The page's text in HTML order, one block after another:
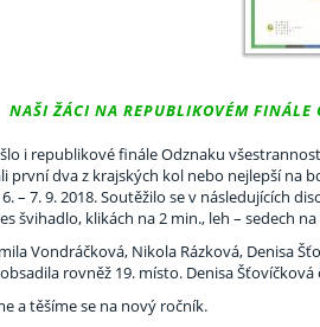
NAŠI ŽÁCI NA REPUBLIKOVÉM FINÁLE
i republikové finále Odznaku
první dva z krajských kol nebo nejlepší na
– 7. 9. 2018. Soutěžilo se v následujících
švihadlo, klikách na 2 min., leh – sedech
Vondráčková, Nikola Rázková, Denisa
rovněž 19. místo. Denisa
a těšíme se na nový ročník.